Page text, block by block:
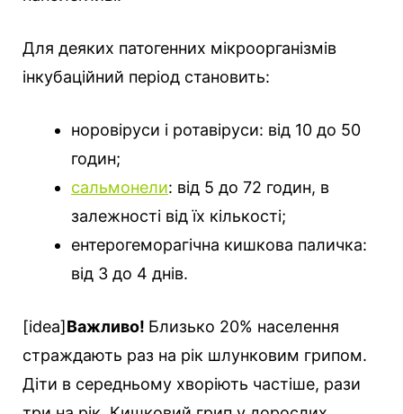
Для деяких патогенних мікроорганізмів
інкубаційний період становить:
норовіруси і ротавіруси: від 10 до 50
годин;
сальмонели: від 5 до 72 годин, в
залежності від їх кількості;
ентерогеморагічна кишкова паличка:
від 3 до 4 днів.
[idea]Важливо! Близько 20% населення
страждають раз на рік шлунковим грипом.
Діти в середньому хворіють частіше, рази